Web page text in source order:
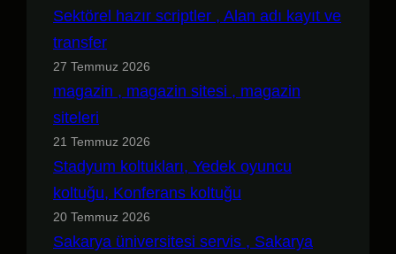
Sektörel hazır scriptler , Alan adı kayıt ve
transfer
27 Temmuz 2026
magazin , magazin sitesi , magazin
siteleri
21 Temmuz 2026
Stadyum koltukları, Yedek oyuncu
koltuğu, Konferans koltuğu
20 Temmuz 2026
Sakarya üniversitesi servis , Sakarya